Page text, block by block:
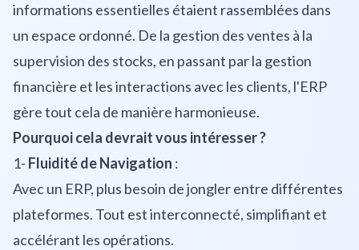
informations essentielles étaient rassemblées dans
un espace ordonné. De la gestion des ventes à la
supervision des stocks, en passant par la gestion
financière et les interactions avec les clients, l'ERP
gère tout cela de manière harmonieuse.
Pourquoi cela devrait vous intéresser ?
1- Fluidité de Navigation :
Avec un ERP, plus besoin de jongler entre différentes
plateformes. Tout est interconnecté, simplifiant et
accélérant les opérations.